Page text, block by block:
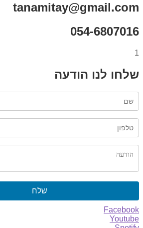
tanamitay@gmail.com
054-6807016
1
שלחו לנו הודעה
שלח
Facebook
Youtube